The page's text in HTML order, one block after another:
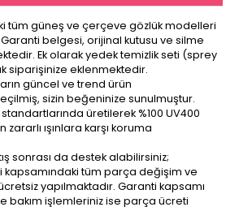
tüm güneş ve çerçeve gözlük modelleri
belgesi, orijinal kutusu ve silme
Ek olarak yedek temizlik seti (sprey
siparişinize eklenmektedir.
güncel ve trend ürün
sizin beğeninize sunulmuştur.
üretilerek %100 UV400
ışınlara karşı koruma
sonrası da destek alabilirsiniz;
kapsamındaki tüm parça değişim ve
yapılmaktadır. Garanti kapsamı
bakım işlemleriniz ise parça ücreti